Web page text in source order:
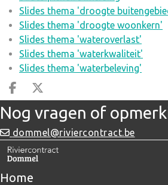
Slides thema 'droogte
Slides thema 'droogte woonkern'
Slides thema 'wateroverlast'
Slides thema 'waterkwaliteit'
Slides thema 'waterbeleving'
Deel op facebook
Deel op X
Nog vragen of
dommel@riviercontract.be
Home